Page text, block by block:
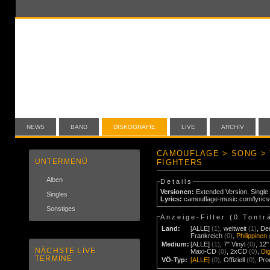
NEWS BAND DISKOGRAFIE LIVE ARCHIV
UNTERMENÜ
Alben
Singles
Sonstiges
NÄCHSTE LIVE
TERMINE
CAMOUFLAGE > SONG
FIGHTERS
Details
Versionen: Extended Version,Single
Lyrics: camouflage-music.com/
Anzeige-Filter (0
Land:
[ALLE] (1) ,weltweit (1)
Frankreich (0) Philippinen
Medium: [ALLE] (1) ,7" Vinyl (0)
Maxi-CD (0) ,2xCD (0)
VÖ-Typ: [ALLE] (0) ,Offiziell (0)